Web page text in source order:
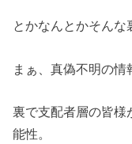
とかなんとかそんな
まぁ、真偽不明の情
裏で支配者層の皆様
能性。